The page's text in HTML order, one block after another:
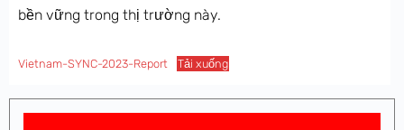
bền vững trong thị trường này.
Vietnam-SYNC-2023-Report Tải xuống